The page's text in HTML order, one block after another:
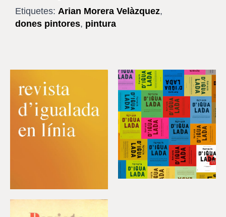
Etiquetes: Arian Morera Velàzquez,
dones pintores, pintura